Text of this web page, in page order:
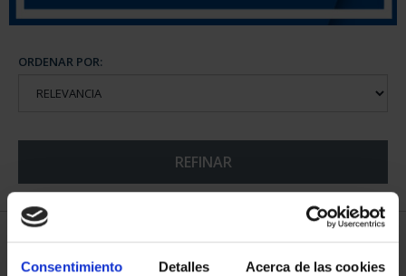
Consentimiento Detalles Acerca de las cookies
ORDENAR POR:
REFINAR
5 Productos encontrados